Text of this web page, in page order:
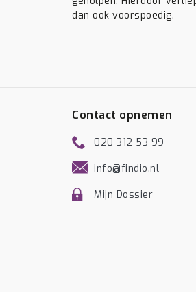
dan ook voorspoedig.
Contact opnemen
020 312 53 99
info@findio.nl
Mijn Dossier